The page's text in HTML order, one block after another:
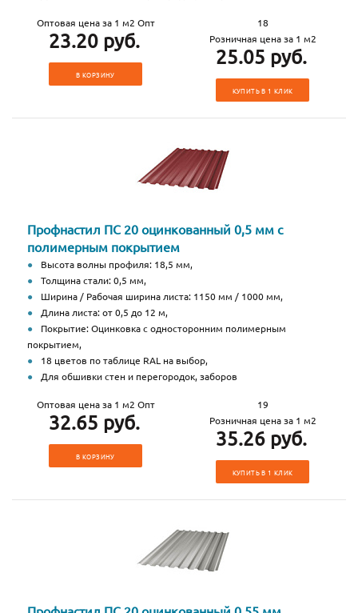
Оптовая цена за 1 м2 Опт
23.20 руб.
В КОРЗИНУ
18
Розничная цена за 1 м2
25.05 руб.
КУПИТЬ В 1 КЛИК
Профнастил ПС 20 оцинкованный 0,5 мм с
полимерным покрытием
Высота волны профиля: 18,5 мм,
Толщина стали: 0,5 мм,
Ширина / Рабочая ширина листа: 1150 мм / 1000 мм,
Длина листа: от 0,5 до 12 м,
Покрытие: Оцинковка с односторонним полимерным
покрытием,
18 цветов по таблице RAL на выбор,
Для обшивки стен и перегородок, заборов
Оптовая цена за 1 м2 Опт
32.65 руб.
В КОРЗИНУ
19
Розничная цена за 1 м2
35.26 руб.
КУПИТЬ В 1 КЛИК